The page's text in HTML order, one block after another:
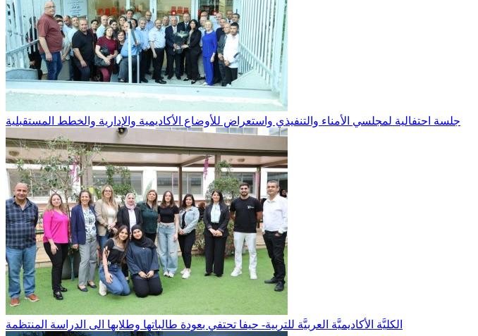
جلسة احتفالية لمجلسي الأمناء والتنفيذي واستعراض للأوضاع الأكاديمية والإدارية والخطط المستقبلية
الكليَّة الأكاديميَّة العربيَّة للتربية- حيفا تحتفي بعودة طالباتها وطلابها الى الدراسة المنتظمة